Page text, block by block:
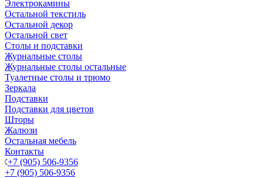
Электрокамины
Остальной текстиль
Остальной декор
Остальной свет
Столы и подставки
Журнальные столы
Журнальные столы остальные
Туалетные столы и трюмо
Зеркала
Подставки
Подставки для цветов
Шторы
Жалюзи
Остальная мебель
Контакты
+7 (905) 506-9356
+7 (905) 506-9356